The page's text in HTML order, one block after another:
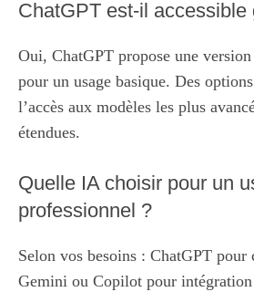
ChatGPT est-il accessible
Oui, ChatGPT propose une
pour un usage basique. Des
l’accès aux modèles les plus
étendues.
Quelle IA choisir pour un
professionnel ?
Selon vos besoins : ChatGPT pour
Gemini ou Copilot pour